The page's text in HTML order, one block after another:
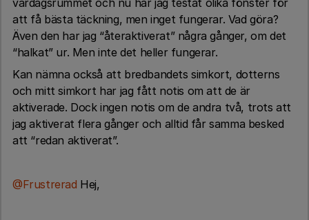
vardagsrummet och nu har jag testat olika fönster för
att få bästa täckning, men inget fungerar. Vad göra?
Även den har jag “återaktiverat” några gånger, om det
“halkat” ur. Men inte det heller fungerar.
Kan nämna också att bredbandets simkort, dotterns
och mitt simkort har jag fått notis om att de är
aktiverade. Dock ingen notis om de andra två, trots att
jag aktiverat flera gånger och alltid får samma besked
att “redan aktiverat”.
@Frustrerad Hej,